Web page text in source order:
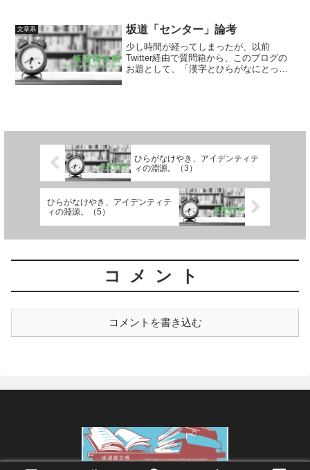
た、無観客配信ワンマンライブ
「KEYAKIZAKA...
文章系 坂道「センター」論考
少し時間が経ってしまったが、以前
Twitter経由で質問箱から、このブログの
お題として、「漢字とひらがなにとって
ひらがなけやき、アイデンティテ
ィの淵源。（3）
ひらがなけやき、アイデンティテ
ィの淵源。（5）
コメント
コメントを書き込む